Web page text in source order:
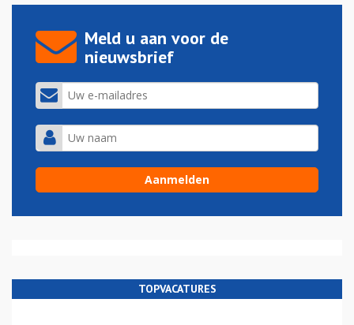
Meld u aan voor de
nieuwsbrief
TOPVACATURES